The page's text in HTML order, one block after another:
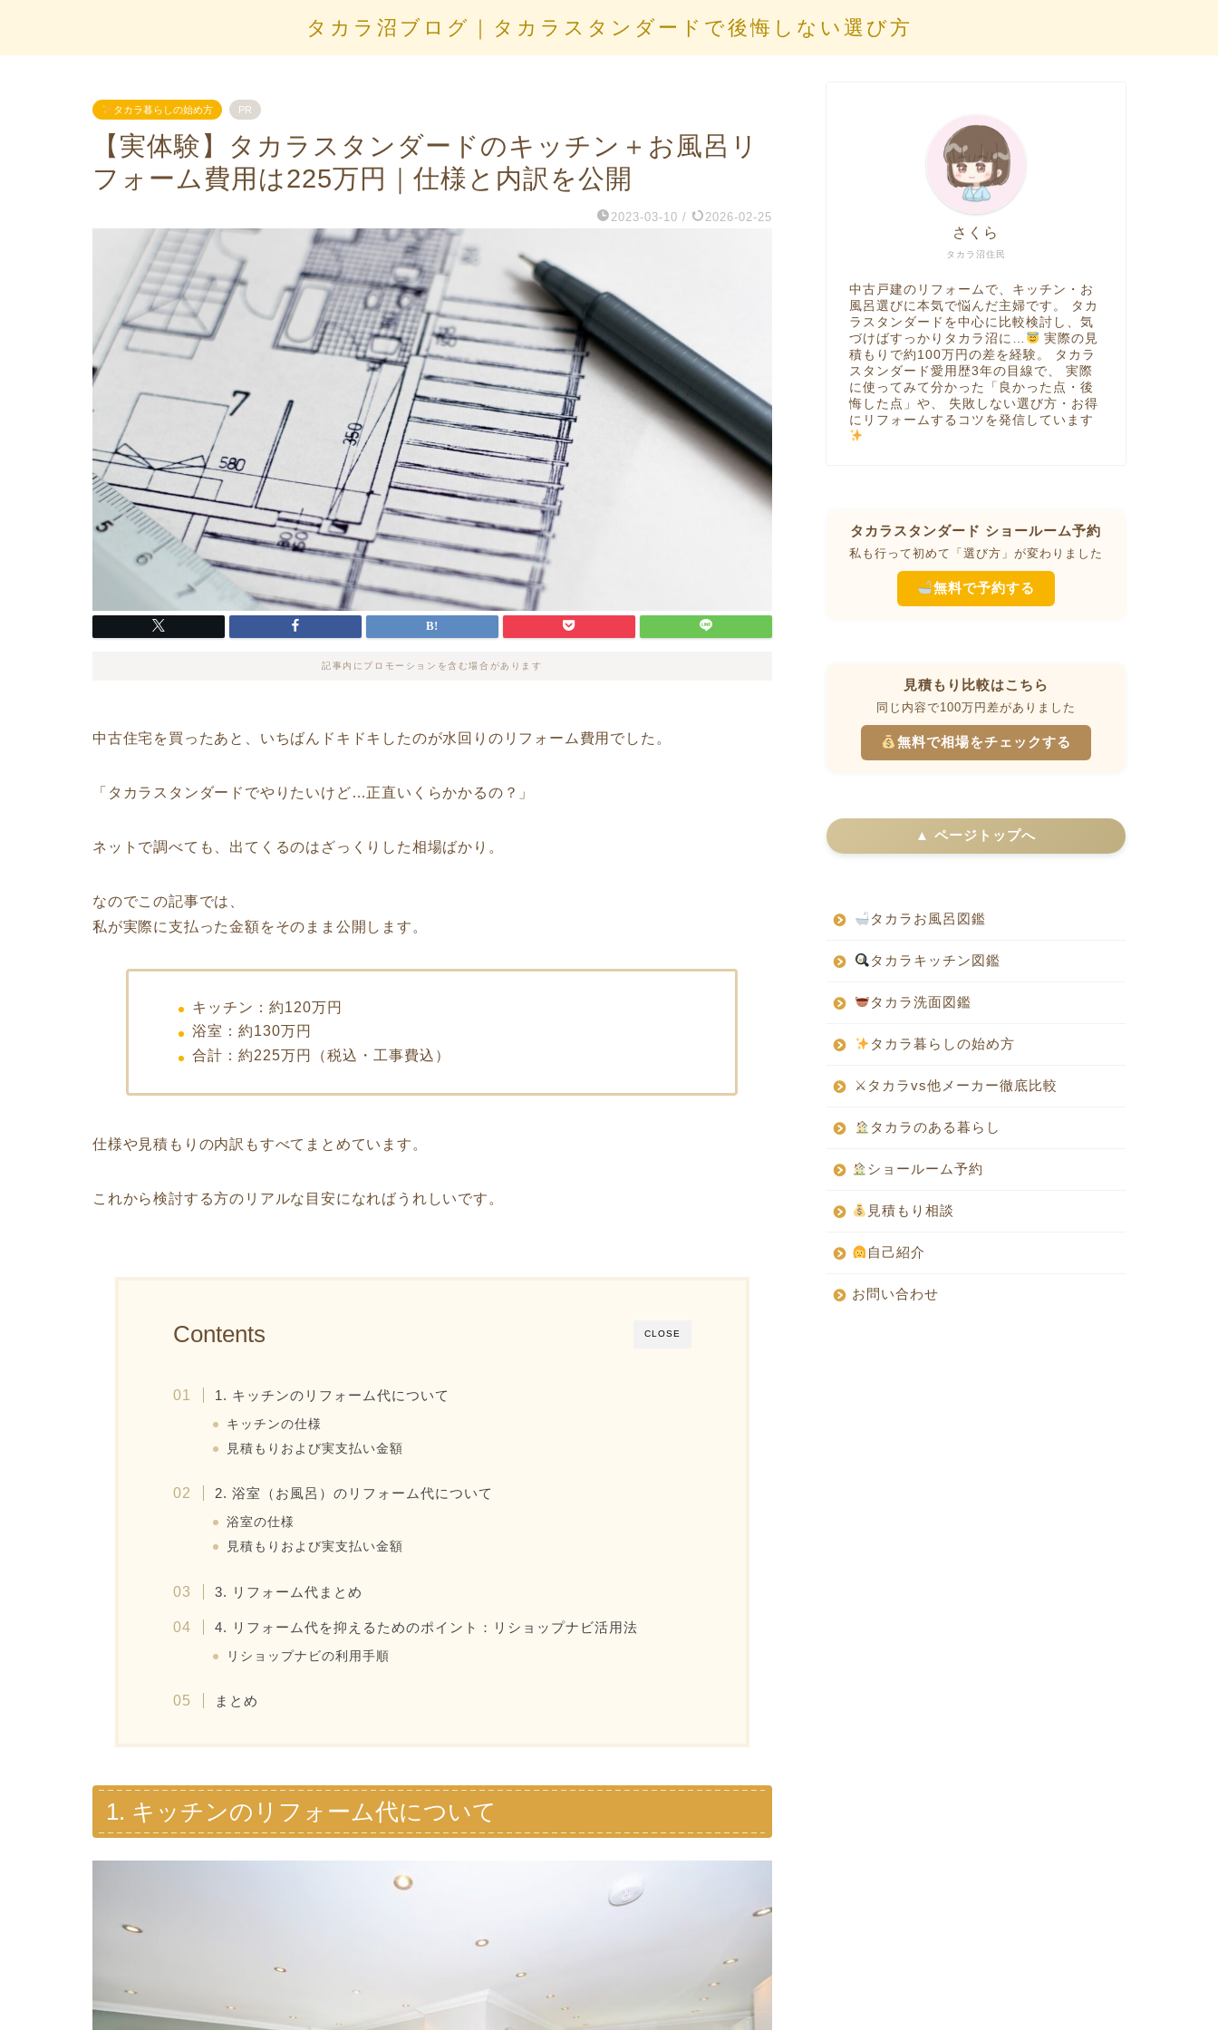
タカラ沼ブログ｜タカラスタンダードで後悔しない選び方
タカラ暮らしの始め方 PR
【実体験】タカラスタンダードのキッチン＋お風呂リ
フォーム費用は225万円｜仕様と内訳を公開
2023-03-10 / 2026-02-25
記事内にプロモーションを含む場合があります
中古住宅を買ったあと、いちばんドキドキしたのが水回りのリフォーム費用でした。
「タカラスタンダードでやりたいけど…正直いくらかかるの？」
ネットで調べても、出てくるのはざっくりした相場ばかり。
なのでこの記事では、
私が実際に支払った金額をそのまま公開します。
キッチン：約120万円
浴室：約130万円
合計：約225万円（税込・工事費込）
仕様や見積もりの内訳もすべてまとめています。
これから検討する方のリアルな目安になればうれしいです。
CLOSE
Contents
1. キッチンのリフォーム代について
キッチンの仕様
見積もりおよび実支払い金額
2. 浴室（お風呂）のリフォーム代について
浴室の仕様
見積もりおよび実支払い金額
3. リフォーム代まとめ
4. リフォーム代を抑えるためのポイント：リショップナビ活用法
リショップナビの利用手順
まとめ
1. キッチンのリフォーム代について
タカラ沼住民
さくら
中古戸建のリフォームで、キッチン・お
風呂選びに本気で悩んだ主婦です。 タカ
ラスタンダードを中心に比較検討し、気
づけばすっかりタカラ沼に…
実際の見
積もりで約100万円の差を経験。 タカラ
スタンダード愛用歴3年の目線で、 実際
に使ってみて分かった「良かった点・後
悔した点」や、 失敗しない選び方・お得
にリフォームするコツを発信しています
タカラスタンダード ショールーム予約
私も行って初めて「選び方」が変わりました
無料で予約する
見積もり比較はこちら
同じ内容で100万円差がありました
無料で相場をチェックする
▲ ページトップへ
タカラお風呂図鑑
タカラキッチン図鑑
タカラ洗面図鑑
タカラ暮らしの始め方
⚔タカラvs他メーカー徹底比較
タカラのある暮らし
ショールーム予約
見積もり相談
自己紹介
お問い合わせ